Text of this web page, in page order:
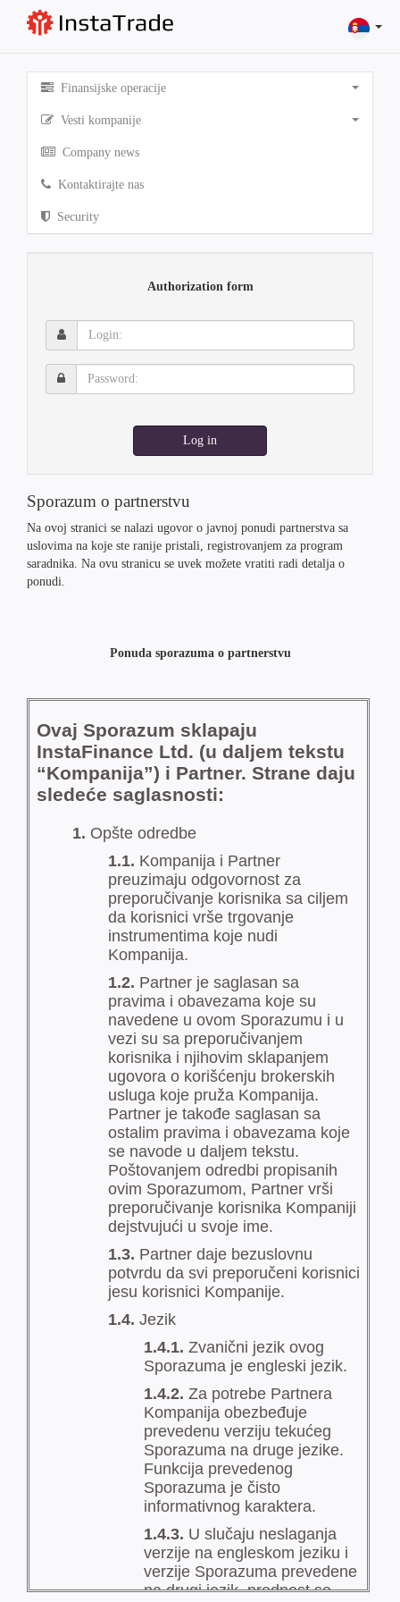
Finansijske operacije
Vesti kompanije
Company news
Kontaktirajte nas
Security
Authorization form
Login:
Password:
Log in
Sporazum o partnerstvu
Na ovoj stranici se nalazi ugovor o javnoj ponudi partnerstva sa
uslovima na koje ste ranije pristali, registrovanjem za program
saradnika. Na ovu stranicu se uvek možete vratiti radi detalja o
ponudi.
Ponuda sporazuma o partnerstvu